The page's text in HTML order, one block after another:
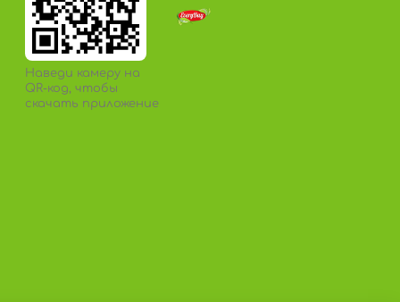
Наведи камеру на
QR-код, чтобы
скачать приложение